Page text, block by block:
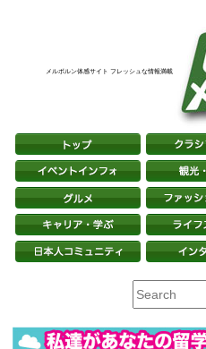
メルボルン体感サイト フレッシュな情報満載